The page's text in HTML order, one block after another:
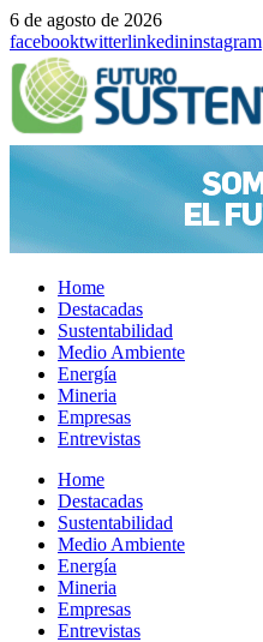
6 de agosto de 2026
facebooktwitterlinkedininstagram
Home
Destacadas
Sustentabilidad
Medio Ambiente
Energía
Mineria
Empresas
Entrevistas
Menu
Home
Destacadas
Sustentabilidad
Medio Ambiente
Energía
Mineria
Empresas
Entrevistas